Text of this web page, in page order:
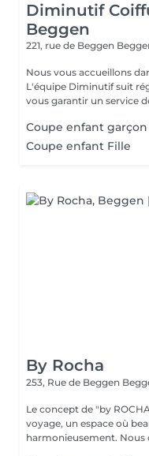
Diminutif
Beggen
221, rue de Beggen
Nous vous accueillons
L'équipe Diminutif suit
vous garantir un service
Coupe enfant
Coupe enfant Fille
By Rocha
253, Rue de Beggen
Le concept de "by
voyage, un espace où